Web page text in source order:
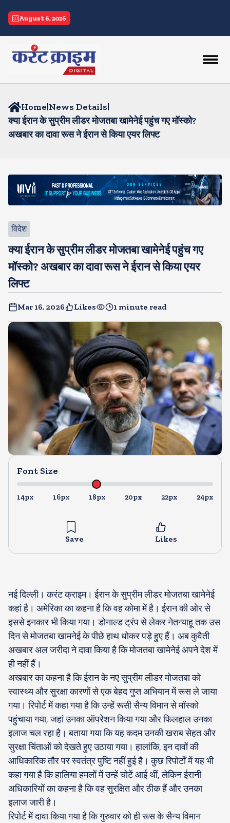
August 6, 2026
Home|News Details|
क्या ईरान के सुप्रीम लीडर मोजतबा खामेनेई पहुंच गए मॉस्को?
अखबार का दावा रूस ने ईरान से किया एयर लिफ्ट
विदेश
क्या ईरान के सुप्रीम लीडर मोजतबा खामेनेई पहुंच गए
मॉस्को? अखबार का दावा रूस ने ईरान से किया एयर
लिफ्ट
Mar 16, 2026 Likes 1 minute read
Font Size
14px 16px 18px 20px 22px 24px
Save Likes
नई दिल्ली। करंट क्राइम। ईरान के सुप्रीम लीडर मोजतबा खामेनेई
कहां है। अमेरिका का कहना है कि वह कोमा में है। ईरान की ओर से
इससे इनकार भी किया गया। डोनाल्ड ट्रंप से लेकर नेतन्याहू तक उस
दिन से मोजतबा खामनेई के पीछे हाथ धोकर पड़े हुए हैं। अब कुवैती
अखबार अल जरीदा ने दावा किया है कि मोजतबा खामेनेई अपने देश में
ही नहीं हैं।
अखबार का कहना है कि ईरान के नए सुप्रीम लीडर मोजतबा को
स्वास्थ्य और सुरक्षा कारणों से एक बेहद गुप्त अभियान में रूस ले जाया
गया। रिपोर्ट में कहा गया है कि उन्हें रूसी सैन्य विमान से मॉस्को
पहुंचाया गया, जहां उनका ऑपरेशन किया गया और फिलहाल उनका
इलाज चल रहा है। बताया गया कि यह कदम उनकी खराब सेहत और
सुरक्षा चिंताओं को देखते हुए उठाया गया। हालांकि, इन दावों की
आधिकारिक तौर पर स्वतंत्र पुष्टि नहीं हुई है। कुछ रिपोर्टों में यह भी
कहा गया है कि हालिया हमलों में उन्हें चोटें आई थीं, लेकिन ईरानी
अधिकारियों का कहना है कि वह सुरक्षित और ठीक हैं और उनका
इलाज जारी है।
रिपोर्ट में दावा किया गया है कि गुरुवार को ही रूस के सैन्य विमान